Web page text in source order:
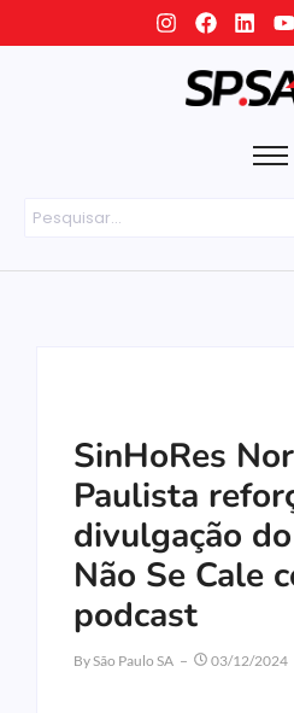
SinHoRes
Paulista
divulgação
Não Se Cale
podcast
BySão Paulo SA 03/12/2024